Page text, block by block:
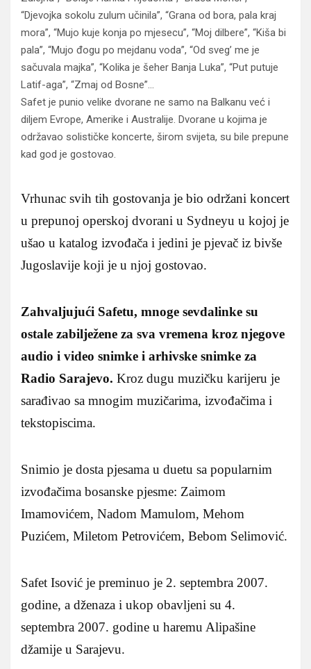
“Djevojka sokolu zulum učinila”, “Grana od bora, pala kraj
mora”, “Mujo kuje konja po mjesecu”, “Moj dilbere”, “Kiša bi
pala”, “Mujo đogu po mejdanu voda”, “Od sveg’ me je
sačuvala majka”, “Kolika je šeher Banja Luka”, “Put putuje
Latif-aga”, “Zmaj od Bosne”…
Safet je punio velike dvorane ne samo na Balkanu već i
diljem Evrope, Amerike i Australije. Dvorane u kojima je
održavao solističke koncerte, širom svijeta, su bile prepune
kad god je gostovao.
Vrhunac svih tih gostovanja je bio održani koncert
u prepunoj operskoj dvorani u Sydneyu u kojoj je
ušao u katalog izvođača i jedini je pjevač iz bivše
Jugoslavije koji je u njoj gostovao.
Zahvaljujući Safetu, mnoge sevdalinke su
ostale zabilježene za sva vremena kroz njegove
audio i video snimke i arhivske snimke za
Radio Sarajevo. Kroz dugu muzičku karijeru je
sarađivao sa mnogim muzičarima, izvođačima i
tekstopiscima.
Snimio je dosta pjesama u duetu sa popularnim
izvođačima bosanske pjesme: Zaimom
Imamovićem, Nadom Mamulom, Mehom
Puzićem, Miletom Petrovićem, Bebom Selimović.
Safet Isović je preminuo je 2. septembra 2007.
godine, a dženaza i ukop obavljeni su 4.
septembra 2007. godine u haremu Alipašine
džamije u Sarajevu.